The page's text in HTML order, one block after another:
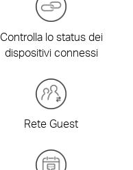
Controlla lo status dei
dispositivi connessi
Rete Guest